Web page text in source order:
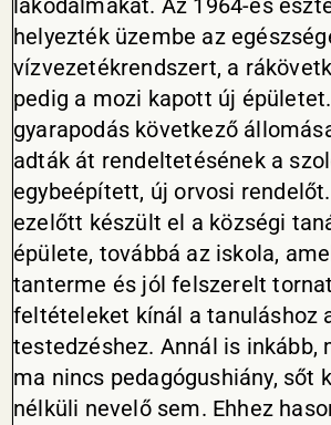
lakodalmakat. Az 1964-es
helyezték üzembe az
vízvezetékrendszert, a
pedig a mozi kapott új
gyarapodás következő
adták át rendeltetésének a
egybeépített, új orvosi
ezelőtt készült el a községi
épülete, továbbá az iskola,
tanterme és jól felszerelt
feltételeket kínál a tanuláshoz
testedzéshez. Annál is inkább,
ma nincs pedagógushiány, sőt
nélküli nevelő sem. Ehhez